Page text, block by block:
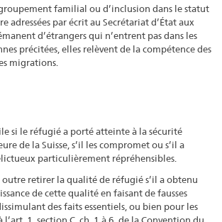
familial ou d’inclusion dans le statut
adressées par écrit au Secrétariat d’État aux
d’étrangers qui n’entrent pas dans les
précitées, elles relèvent de la compétence des
migrations.
si le réfugié a porté atteinte à la sécurité
de la Suisse, s’il les compromet ou s’il a
particulièrement répréhensibles.
outre retirer la qualité de réfugié s’il a obtenu
de cette qualité en faisant de fausses
des faits essentiels, ou bien pour les